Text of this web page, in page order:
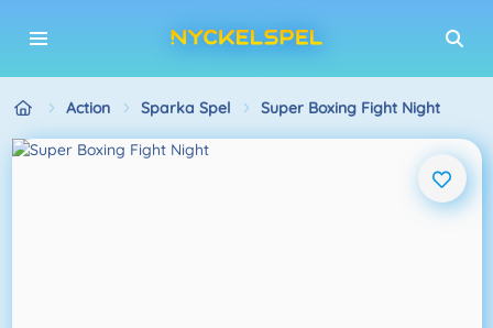
Action Sparka Spel Super Boxing Fight Night